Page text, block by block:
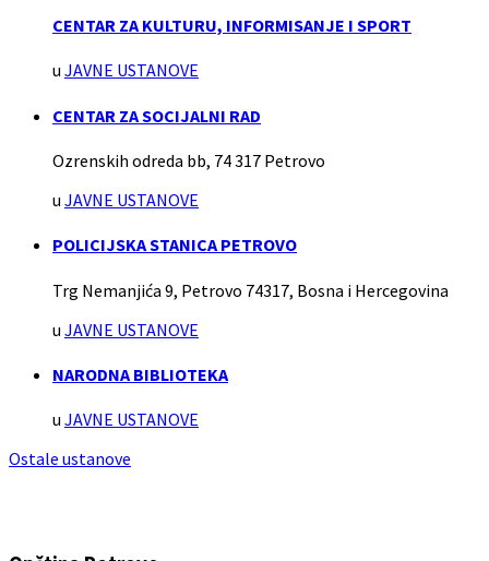
CENTAR ZA KULTURU, INFORMISANJE I SPORT
u JAVNE USTANOVE
CENTAR ZA SOCIJALNI RAD
Ozrenskih odreda bb, 74 317 Petrovo
u JAVNE USTANOVE
POLICIJSKA STANICA PETROVO
Trg Nemanjića 9, Petrovo 74317, Bosna i Hercegovina
u JAVNE USTANOVE
NARODNA BIBLIOTEKA
u JAVNE USTANOVE
Ostale ustanove